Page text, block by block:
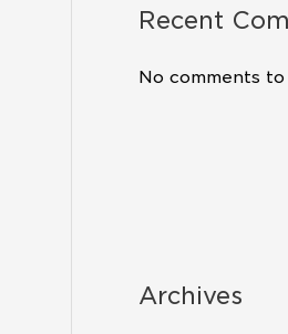
Recent
No comments to
Archives